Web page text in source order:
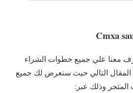
معنا علي جميع خطوات الشراء
المقال التالي حيث سنعرض لك جميع
وذلك عبر: